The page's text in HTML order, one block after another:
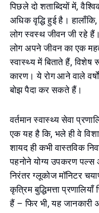
पिछले दो शताब्दियों में,
अधिक वृद्धि हुई है।
लोग स्वस्थ जीवन जी रहे
लोग अपने जीवन का एक
स्वास्थ्य में बिताते हैं, विशेष
कारण। ये रोग आने वाले
बोझ पैदा कर सकते हैं।
वर्तमान स्वास्थ्य सेवा
एक यह है कि, भले ही वे
शायद ही कभी वास्तविक
पहनोने योग्य उपकरण पल्स
निरंतर ग्लूकोज मॉनिटर
कृत्रिम बुद्धिमत्ता
हैं – फिर भी, यह